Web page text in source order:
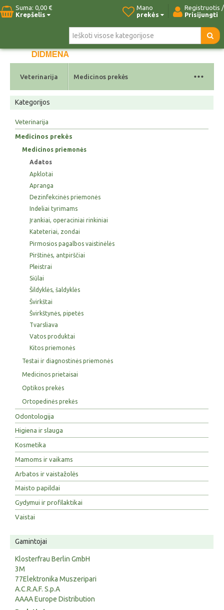
Suma: 0,00 €
Krepšelis
Registruotis /
Prisijungti
Mano
prekės
Pradžia Naujos prekės Kontaktai
Veterinarija Medicinos prekės ...
Kategorijos
Veterinarija
Medicinos prekės
Medicinos priemonės
Adatos
Apklotai
Apranga
Dezinfekcinės priemonės
Indeliai tyrimams
Įrankiai, operaciniai rinkiniai
Kateteriai, zondai
Pirmosios pagalbos vaistinėlės
Pirštinės, antpirščiai
Pleistrai
Siūlai
Šildyklės, šaldyklės
Švirkštai
Švirkštynės, pipetės
Tvarsliava
Vatos produktai
Kitos priemonės
Testai ir diagnostinės priemonės
Medicinos prietaisai
Optikos prekės
Ortopedinės prekės
Odontologija
Higiena ir slauga
Kosmetika
Mamoms ir vaikams
Arbatos ir vaistažolės
Maisto papildai
Gydymui ir profilaktikai
Vaistai
Gamintojai
Klosterfrau Berlin GmbH
3M
77Elektronika Muszeripari
A.C.R.A.F. S.p.A
AAAA Europe Distribution